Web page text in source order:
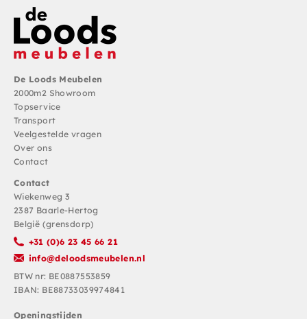
De Loods Meubelen
2000m2 Showroom
Topservice
Transport
Veelgestelde vragen
Over ons
Contact
Contact
Wiekenweg 3
2387 Baarle-Hertog
België (grensdorp)
+31 (0)6 23 45 66 21
info@deloodsmeubelen.nl
BTW nr: BE0887553859
IBAN: BE88733039974841
Openingstijden